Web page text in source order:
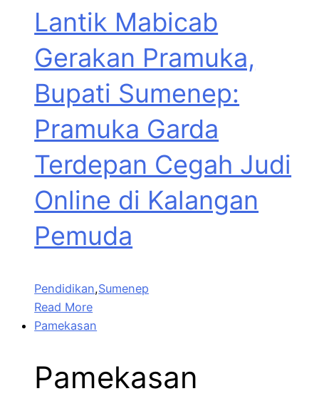
Lantik Mabicab
Gerakan Pramuka,
Bupati Sumenep:
Pramuka Garda
Terdepan Cegah Judi
Online di Kalangan
Pemuda
Pendidikan,Sumenep
Read More
Pamekasan
Pamekasan